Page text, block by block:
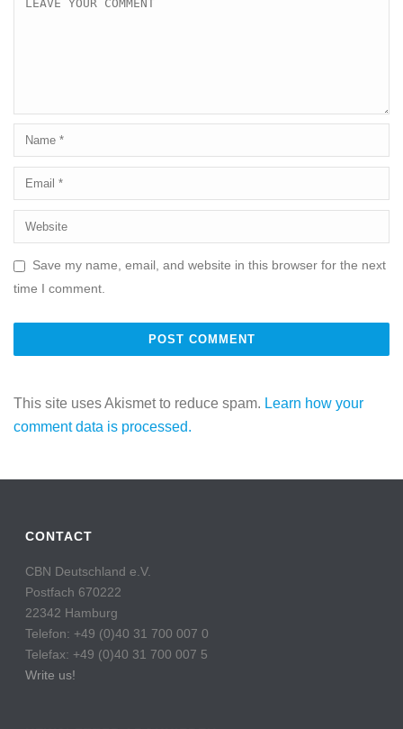
Save my name, email, and website in this browser for the next
time I comment.
This site uses Akismet to reduce spam. Learn how your
comment data is processed.
CONTACT
CBN Deutschland e.V.
Postfach 670222
22342 Hamburg
Telefon: +49 (0)40 31 700 007 0
Telefax: +49 (0)40 31 700 007 5
Write us!